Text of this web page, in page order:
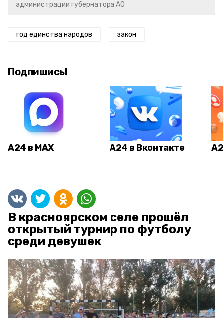
администрации губернатора АО
год единства народов закон
Подпишись!
А24 в MAX А24 в Вконтакте
В красноярском селе прошёл
открытый турнир по футболу
среди девушек